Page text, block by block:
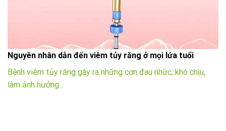
Nguyên nhân dẫn đến viêm tủy răng ở mọi lứa tuổi
Bệnh viêm tủy răng gây ra những cơn đau nhức, khó chịu,
làm ảnh hưởng...